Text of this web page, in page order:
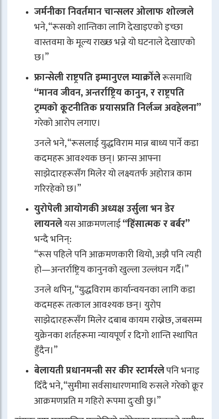
जर्मनीका निवर्तमान चान्सलर ओलाफ शोल्जले
भने, “रूसको शान्तिका लागि देखाइएको इच्छा
वास्तवमा के मूल्य राख्छ भन्ने यो घटनाले देखाएको
छ।”
फ्रान्सेली राष्ट्रपति इम्मानुएल म्याक्रोँलेरूसमाथि
“मानव जीवन, अन्तर्राष्ट्रिय कानुन, र राष्ट्रपति
ट्रम्पको कूटनीतिक प्रयासप्रति निर्लज्ज अवहेलना”
गरेको आरोप लगाए।
उनले भने, “रूसलाई युद्धविराम मान्न बाध्य पार्ने कडा
कदमहरू आवश्यक छन्। फ्रान्स आफ्ना
साझेदारहरूसँग मिलेर यो लक्ष्यतर्फ अहोरात्र काम
गरिरहेको छ।”
युरोपेली आयोगकी अध्यक्ष उर्सुला भन डेर
लायनलेयस आक्रमणलाई“हिंसात्मक र बर्बर”
भन्दै भनिन्:
“रूस पहिले पनि आक्रमणकारी थियो, अझै पनि त्यही
हो—अन्तर्राष्ट्रिय कानुनको खुल्ला उल्लंघन गर्दै।”
उनले थपिन्, “युद्धविराम कार्यान्वयनका लागि कडा
कदमहरू तत्काल आवश्यक छन्। युरोप
साझेदारहरूसँग मिलेर दबाब कायम राख्नेछ, जबसम्म
युक्रेनका शर्तहरूमा न्यायपूर्ण र दिगो शान्ति स्थापित
हुँदैन।”
बेलायती प्रधानमन्त्री सर कीर स्टार्मरलेपनि भनाइ
दिँदै भने, “सुमीमा सर्वसाधारणमाथि रुसले गरेको क्रूर
आक्रमणप्रति म गहिरो रूपमा दुःखी छु।”